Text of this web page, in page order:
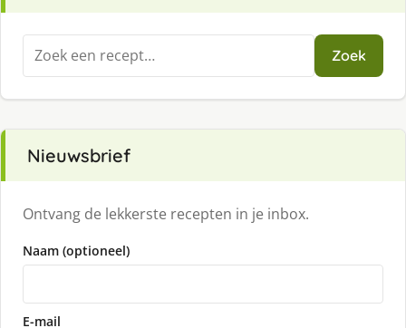
Zoeken
naar:
Zoek
Nieuwsbrief
Ontvang de lekkerste recepten in je inbox.
Naam (optioneel)
E-mail